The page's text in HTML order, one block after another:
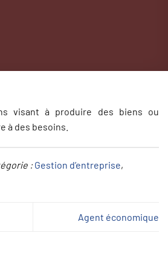
visant à produire des biens ou
à des besoins.
: Gestion d’entreprise
Agent économique